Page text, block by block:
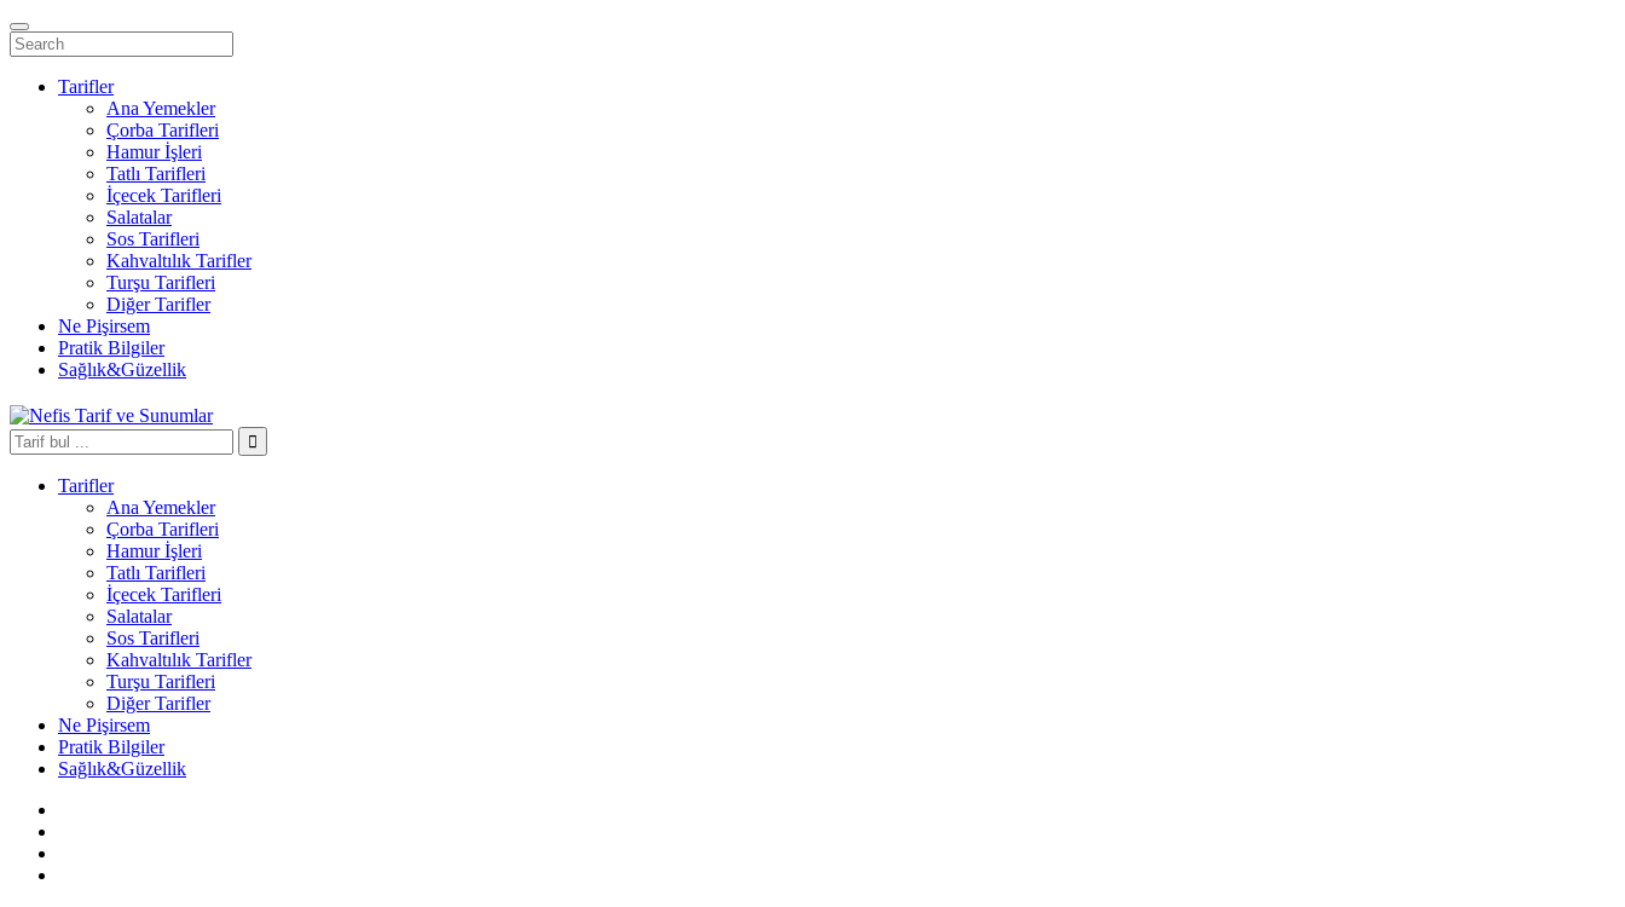
Tarifler
Ana Yemekler
Çorba Tarifleri
Hamur İşleri
Tatlı Tarifleri
İçecek Tarifleri
Salatalar
Sos Tarifleri
Kahvaltılık Tarifler
Turşu Tarifleri
Diğer Tarifler
Ne Pişirsem
Pratik Bilgiler
Sağlık&Güzellik
Tarifler
Ana Yemekler
Çorba Tarifleri
Hamur İşleri
Tatlı Tarifleri
İçecek Tarifleri
Salatalar
Sos Tarifleri
Kahvaltılık Tarifler
Turşu Tarifleri
Diğer Tarifler
Ne Pişirsem
Pratik Bilgiler
Sağlık&Güzellik